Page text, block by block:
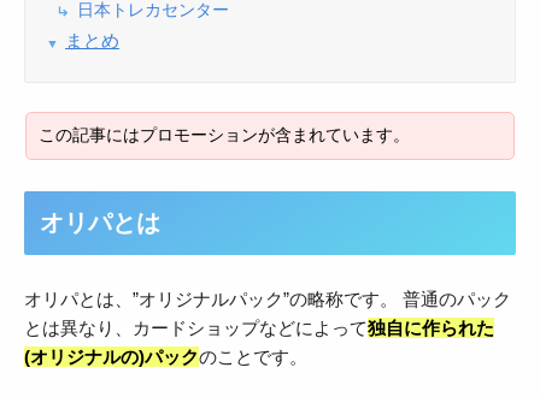
日本トレカセンター
まとめ
オリパとは
オリパとは、”オリジナルパック”の略称です。 普通のパック
とは異なり、カードショップなどによって独自に作られた
(オリジナルの)パックのことです。